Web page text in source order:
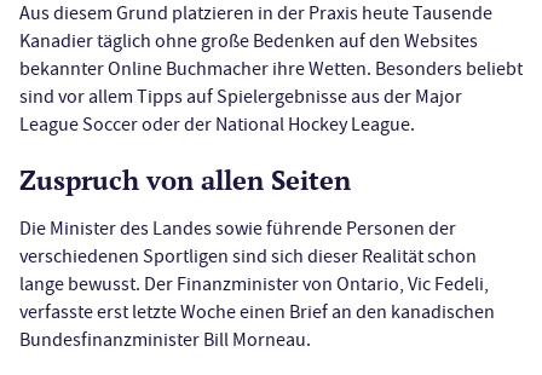
Aus diesem Grund platzieren in der Praxis heute Tausende
Kanadier täglich ohne große Bedenken auf den Websites
bekannter Online Buchmacher ihre Wetten. Besonders beliebt
sind vor allem Tipps auf Spielergebnisse aus der Major
League Soccer oder der National Hockey League.
Zuspruch von allen Seiten
Die Minister des Landes sowie führende Personen der
verschiedenen Sportligen sind sich dieser Realität schon
lange bewusst. Der Finanzminister von Ontario, Vic Fedeli,
verfasste erst letzte Woche einen Brief an den kanadischen
Bundesfinanzminister Bill Morneau.